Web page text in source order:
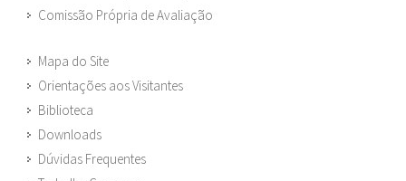
Comissão Própria de Avaliação
Mapa do Site
Orientações aos Visitantes
Biblioteca
Downloads
Dúvidas Frequentes